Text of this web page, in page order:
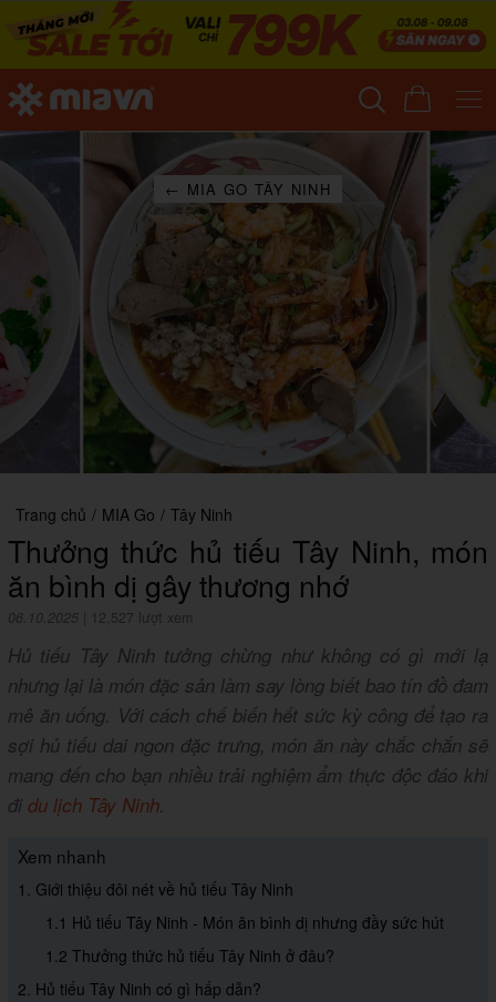
← MIA GO TÂY NINH
Trang chủ / MIA Go / Tây Ninh
Thưởng thức hủ tiếu Tây Ninh, món
ăn bình dị gây thương nhớ
06.10.2025 12,527 lượt xem
Hủ tiếu Tây Ninh tưởng chừng như không có gì mới lạ
nhưng lại là món đặc sản làm say lòng biết bao tín đồ đam
mê ăn uống. Với cách chế biến hết sức kỳ công để tạo ra
sợi hủ tiếu dai ngon đặc trưng, món ăn này chắc chắn sẽ
mang đến cho bạn nhiều trải nghiệm ẩm thực độc đáo khi
đi du lịch Tây Ninh.
Xem nhanh
1. Giới thiệu đôi nét về hủ tiếu Tây Ninh
1.1 Hủ tiếu Tây Ninh - Món ăn bình dị nhưng đầy sức hút
1.2 Thưởng thức hủ tiếu Tây Ninh ở đâu?
2. Hủ tiếu Tây Ninh có gì hấp dẫn?